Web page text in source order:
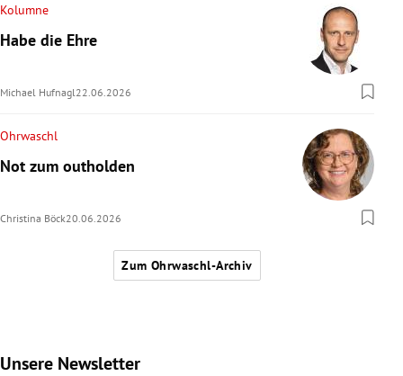
Kolumne
Habe die Ehre
Michael Hufnagl 22.06.2026
Ohrwaschl
Not zum outholden
Christina Böck20.06.2026
Zum Ohrwaschl-Archiv
Unsere Newsletter
Slide 1 von 9